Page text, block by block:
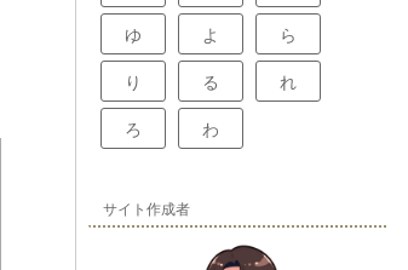
ゆ よ ら
り る れ
ろ わ
サイト作成者